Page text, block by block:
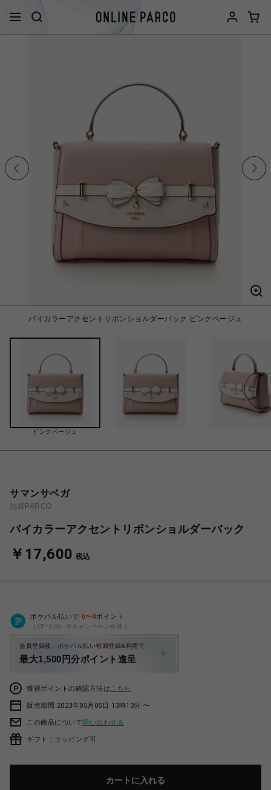
バイカラーアクセントリボンショルダーバック ピンクベージュ
ピンクベージュ
サマンサベガ
池袋PARCO
バイカラーアクセントリボンショルダーバック
￥17,600 税込
ポケパル払いで 0〜0ポイント
（1P=1円）※キャンペーン分除く
会員登録後、ポケパル払い初回登録&利用で
最大1,500円分ポイント進呈
獲得ポイントの確認方法は こちら
販売期間 2023年05月05日 13時13分 〜
この商品について問い合わせる
ギフト：ラッピング可
カートに入れる